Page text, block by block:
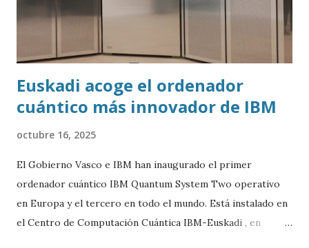
Euskadi acoge el ordenador
cuántico más innovador de IBM
octubre 16, 2025
El Gobierno Vasco e IBM han inaugurado el primer
ordenador cuántico IBM Quantum System Two operativo
en Europa y el tercero en todo el mundo. Está instalado en
el Centro de Computación Cuántica IBM-Euskadi , en